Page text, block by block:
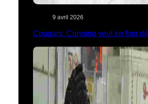
9 avril 2026
Cougars: Cunning veut en finir